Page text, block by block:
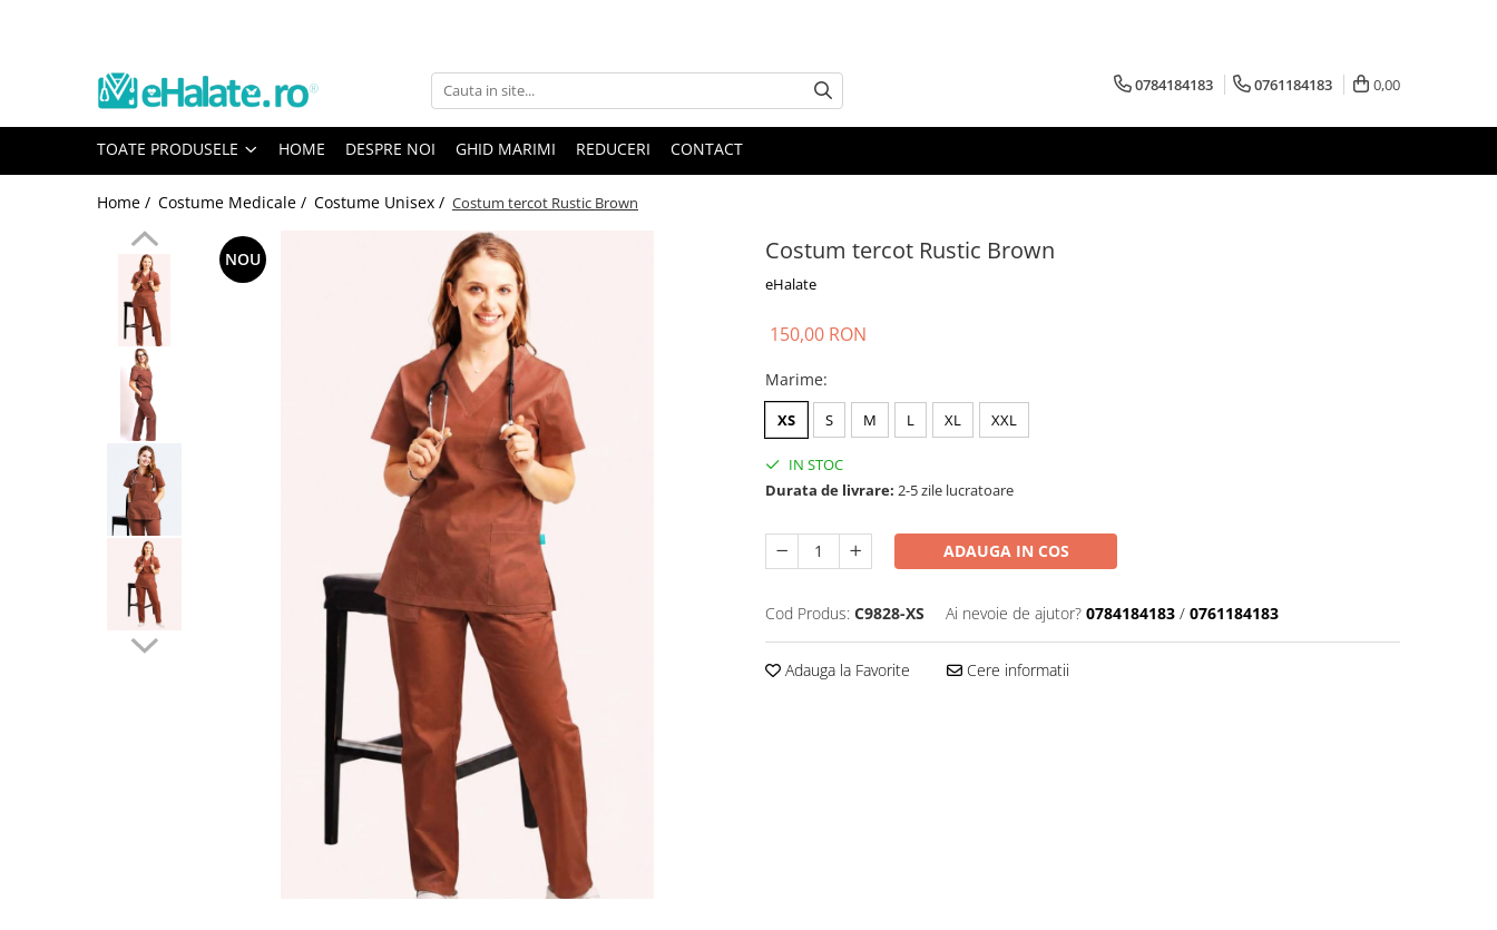
Toate Produsele
Bluze Unisex
Bluze unisex cu imprimeuri
Bluze medicale uni
Halate medicale
Halate medicale femei
Halate medicale barbati
Halate medicale P2 cu fluturas
Halate medicale cu nasturi
Halate medicale cu fermoar
Halate medicale polar - unisex
0784184183 0761184183 0,00
TOATE PRODUSELE HOME DESPRE NOI GHID MARIMI REDUCERI CONTACT
Home / Costume Medicale / Costume Unisex / Costum tercot Rustic Brown
Costum tercot Rustic Brown
eHalate
NOU
150,00 RON
Marime:
XS S M L XL XXL
IN STOC
Durata de livrare: 2-5 zile lucratoare
ADAUGA IN COS
Cod Produs: C9828-XS Ai nevoie de ajutor? 0784184183 / 0761184183
Adauga la Favorite Cere informatii